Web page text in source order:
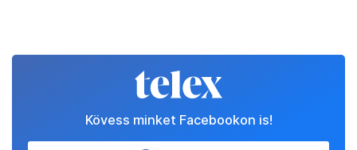
Kövess minket Facebookon is!